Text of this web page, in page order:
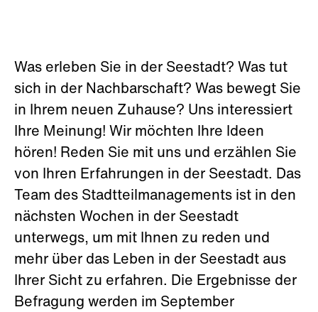
Was erleben Sie in der Seestadt? Was tut
sich in der Nachbarschaft? Was bewegt Sie
in Ihrem neuen Zuhause? Uns interessiert
Ihre Meinung! Wir möchten Ihre Ideen
hören! Reden Sie mit uns und erzählen Sie
von Ihren Erfahrungen in der Seestadt. Das
Team des Stadtteilmanagements ist in den
nächsten Wochen in der Seestadt
unterwegs, um mit Ihnen zu reden und
mehr über das Leben in der Seestadt aus
Ihrer Sicht zu erfahren. Die Ergebnisse der
Befragung werden im September